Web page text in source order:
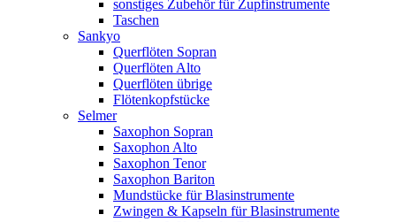
sonstiges Zubehör für Zupfinstrumente
Taschen
Sankyo
Querflöten Sopran
Querflöten Alto
Querflöten übrige
Flötenkopfstücke
Selmer
Saxophon Sopran
Saxophon Alto
Saxophon Tenor
Saxophon Bariton
Mundstücke für Blasinstrumente
Zwingen & Kapseln für Blasinstrumente